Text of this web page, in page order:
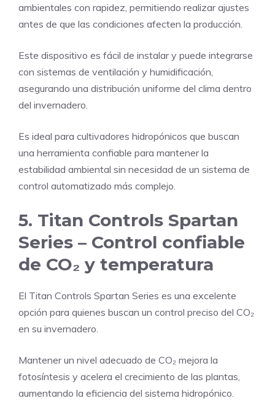
ambientales con rapidez, permitiendo realizar ajustes
antes de que las condiciones afecten la producción.
Este dispositivo es fácil de instalar y puede integrarse
con sistemas de ventilación y humidificación,
asegurando una distribución uniforme del clima dentro
del invernadero.
Es ideal para cultivadores hidropónicos que buscan
una herramienta confiable para mantener la
estabilidad ambiental sin necesidad de un sistema de
control automatizado más complejo.
5. Titan Controls Spartan
Series – Control confiable
de CO₂ y temperatura
El Titan Controls Spartan Series es una excelente
opción para quienes buscan un control preciso del CO₂
en su invernadero.
Mantener un nivel adecuado de CO₂ mejora la
fotosíntesis y acelera el crecimiento de las plantas,
aumentando la eficiencia del sistema hidropónico.